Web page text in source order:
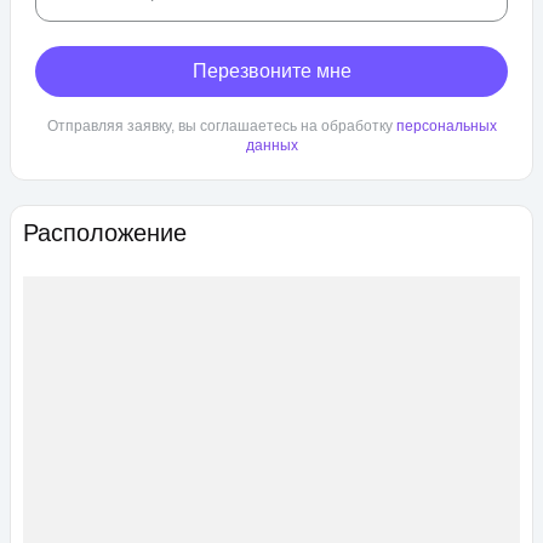
Расположение
Перезвоните мне
Отправляя заявку, вы соглашаетесь на обработку персональных
данных